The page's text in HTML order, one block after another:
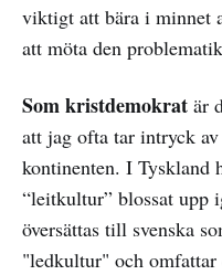
viktigt att bära i minnet
att möta den
Som kristdemokrat är
att jag ofta tar intryck
kontinenten. I Tyskland
“leitkultur” blossat upp
översättas till svenska
"ledkultur" och omfattar